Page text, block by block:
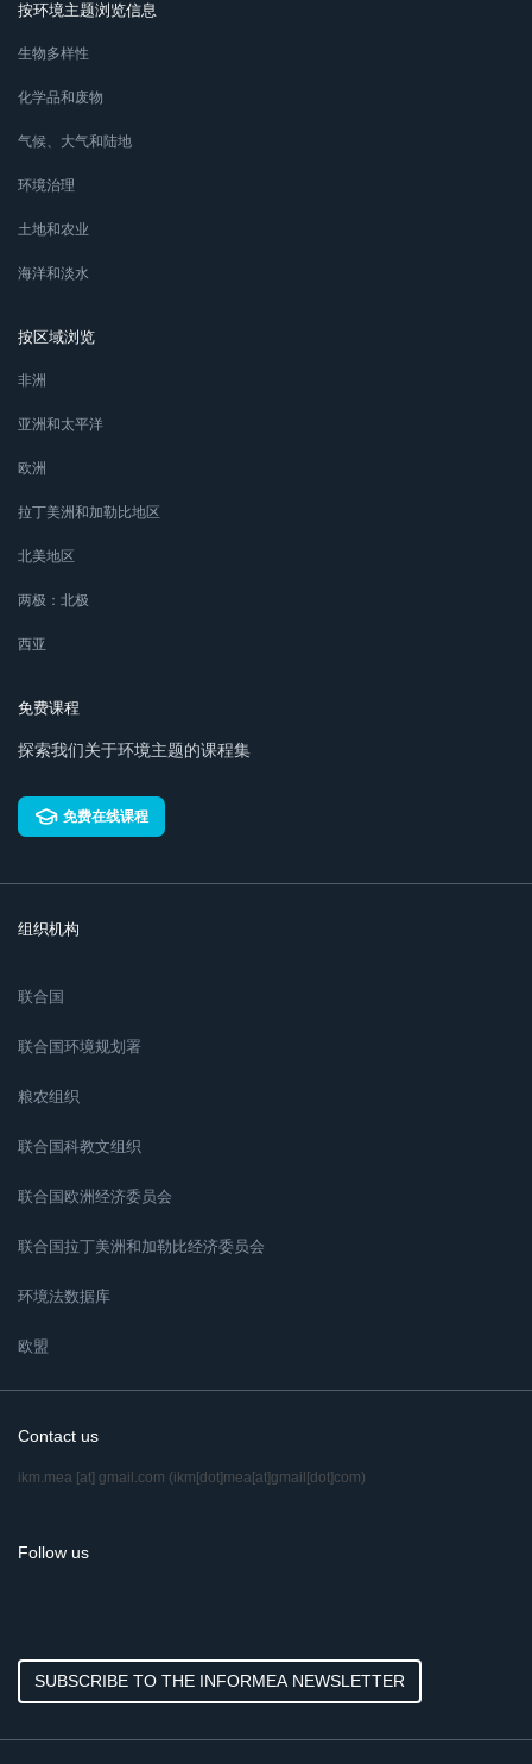
按环境主题浏览信息
生物多样性
化学品和废物
气候、大气和陆地
环境治理
土地和农业
海洋和淡水
按区域浏览
非洲
亚洲和太平洋
欧洲
拉丁美洲和加勒比地区
北美地区
两极：北极
西亚
免费课程
探索我们关于环境主题的课程集
免费在线课程
组织机构
联合国
联合国环境规划署
粮农组织
联合国科教文组织
联合国欧洲经济委员会
联合国拉丁美洲和加勒比经济委员会
环境法数据库
欧盟
Contact us
ikm.mea [at] gmail.com (ikm[dot]mea[at]gmail[dot]com)
Follow us
SUBSCRIBE TO THE INFORMEA NEWSLETTER